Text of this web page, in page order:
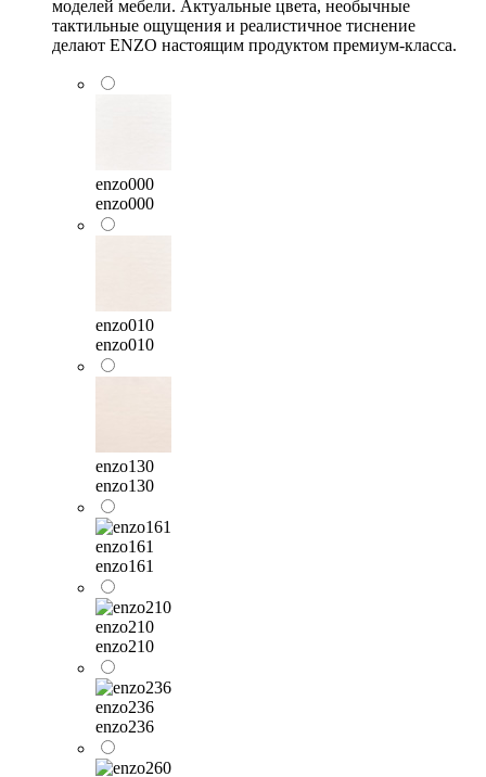
моделей мебели. Актуальные цвета, необычные
тактильные ощущения и реалистичное тиснение
делают ENZO настоящим продуктом премиум-класса.
enzo000
enzo000
enzo010
enzo010
enzo130
enzo130
enzo161
enzo161
enzo210
enzo210
enzo236
enzo236